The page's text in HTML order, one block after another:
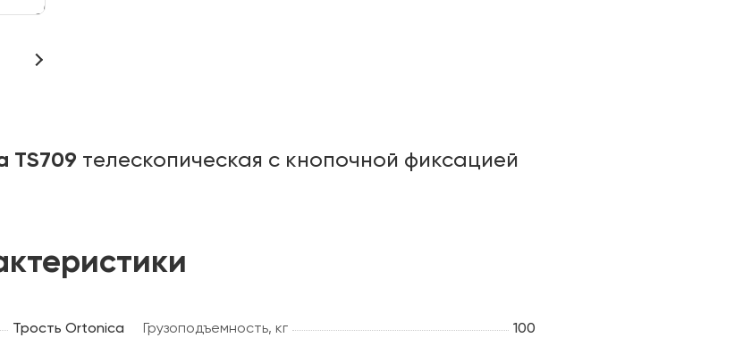
TS709 телескопическая с кнопочной фиксацией
Трость Ortonica Грузоподъемность, кг 100